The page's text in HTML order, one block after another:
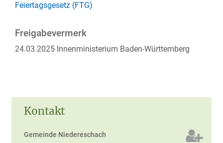
Kontakt
Gemeinde Niedereschach
Feiertagsgesetz (FTG)
Freigabevermerk
24.03.2025 Innenministerium Baden-Württemberg